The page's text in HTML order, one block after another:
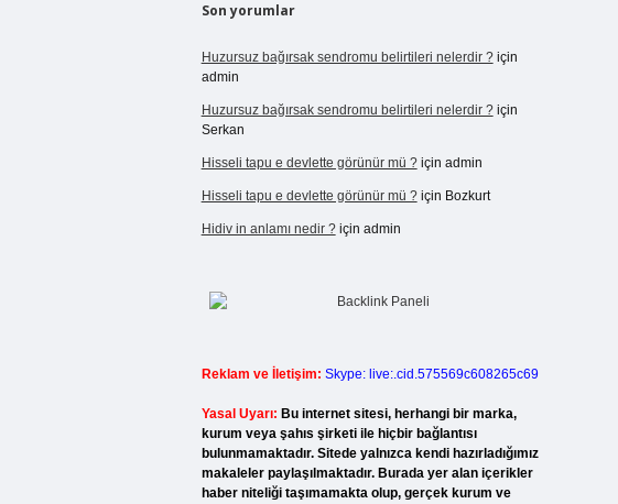
Son yorumlar
Huzursuz bağırsak sendromu belirtileri nelerdir ?için
admin
Huzursuz bağırsak sendromu belirtileri nelerdir ?için
Serkan
Hisseli tapu e devlette görünür mü ?için admin
Hisseli tapu e devlette görünür mü ?için Bozkurt
Hidiv in anlamı nedir ?için admin
Reklam ve İletişim: Skype: live:.cid.575569c608265c69
Yasal Uyarı: Bu internet sitesi, herhangi bir marka,
kurum veya şahıs şirketi ile hiçbir bağlantısı
bulunmamaktadır. Sitede yalnızca kendi hazırladığımız
makaleler paylaşılmaktadır. Burada yer alan içerikler
haber niteliği taşımamakta olup, gerçek kurum ve